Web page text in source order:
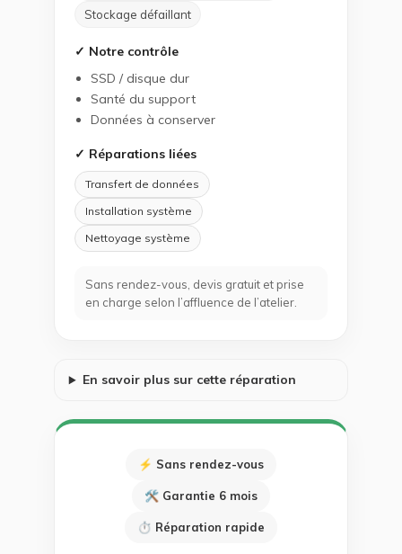
Stockage défaillant
✓ Notre contrôle
SSD / disque dur
Santé du support
Données à conserver
✓ Réparations liées
Transfert de données
Installation système
Nettoyage système
Sans rendez-vous, devis gratuit et prise
en charge selon l’affluence de l’atelier.
En savoir plus sur cette réparation
⚡ Sans rendez-vous
🛠 Garantie 6 mois
⏱ Réparation rapide